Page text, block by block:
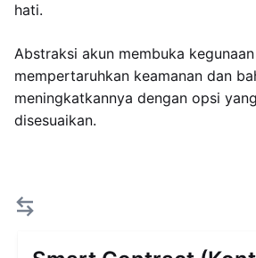
hati.
Abstraksi akun membuka
mempertaruhkan keamanan dan
meningkatkannya dengan opsi
disesuaikan.